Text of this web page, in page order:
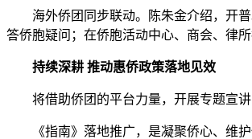
海外侨团同步联动。陈朱金介绍，开普
答侨胞疑问；在侨胞活动中心、商会、律
持续深耕 推动惠侨政策落地见效
将借助侨团的平台力量，开展专题宣讲
《指南》落地推广，是凝聚侨心、维护